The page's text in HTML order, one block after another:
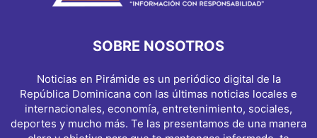
SOBRE NOSOTROS
Noticias en Pirámide es un periódico digital de la
República Dominicana con las últimas noticias locales e
internacionales, economía, entretenimiento, sociales,
deportes y mucho más. Te las presentamos de una manera